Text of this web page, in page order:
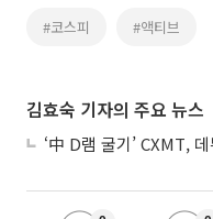
#코스피 #액티브
김효숙 기자의 주요 뉴스